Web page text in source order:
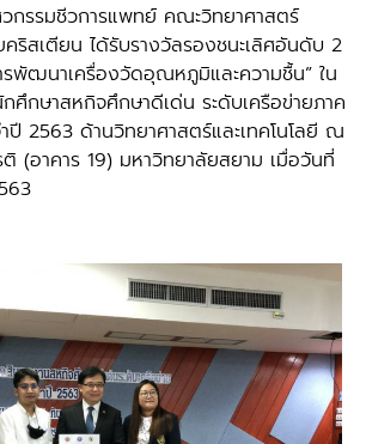
กรรมชีวการแพทย์ คณะวิทยาศาสตร์
ริสเตียน ได้รับรางวัลรองชนะเลิศอันดับ 2
รพัฒนาเครื่องวัดอุณหภูมิและความชื้น” ใน
ศึกษาสหกิจศึกษาดีเด่น ระดับเครือข่ายภาค
ปี 2563 ด้านวิทยาศาสตร์และเทคโนโลยี ณ
ติ (อาคาร 19) มหาวิทยาลัยสยาม เมื่อวันที่